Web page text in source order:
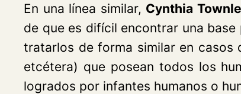
En una línea similar, Cynthia
de que es difícil encontrar una
tratarlos de forma similar en casos
etcétera) que posean todos los
logrados por infantes humanos o